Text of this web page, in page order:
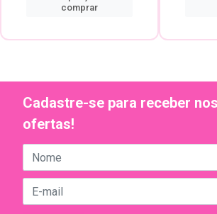
comprar
Cadastre-se para receber
ofertas!